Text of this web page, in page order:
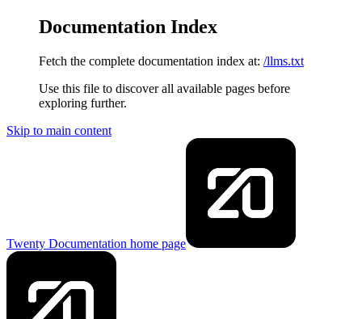
Documentation Index
Fetch the complete documentation index at: /llms.txt
Use this file to discover all available pages before
exploring further.
Skip to main content
Twenty Documentation home page